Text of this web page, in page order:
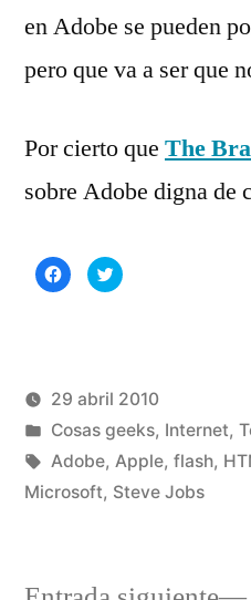
en Adobe se pueden
pero que va a ser que
Por cierto que The
sobre Adobe digna de
Haz
clic
una
ventana
Haz
clic
una
ventana
Publicado
por
Manuel
Rivas
Álvarez
29 abril 2010
Publicado
en
Cosas geeks, Internet,
Etiquetas:
Adobe, Apple, flash,
Microsoft, Steve Jobs